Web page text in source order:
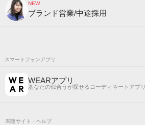
NEW
ブランド営業/中途採用
スマートフォンアプリ
WEARアプリ
あなたの似合うが探せるコーディネートアプリ
関連サイト・ヘルプ